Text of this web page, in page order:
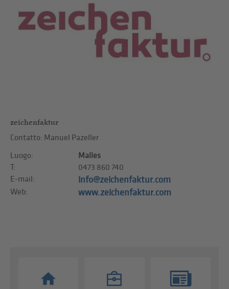
zeichenfaktur
Contatto: Manuel Pazeller
Luogo:
Malles
T:
0473 860 740
E-mail:
info@zeichenfaktur.com
Web: www.zeichenfaktur.com